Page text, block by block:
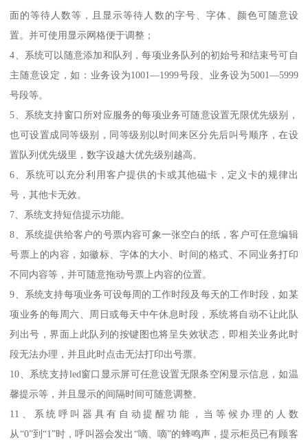
面的等待人数等，且显示等待人数的字号、字体、颜色可随意设
置。并可使用显示网格便于调整；
4、系统可以随意添加和队列，每项业务队列的初始号和结束号可自
主随意设定，如：业务设为1001—1999号段、业务设为5001—5999
号段等。
5、系统支持窗口所对应服务的每项业务可随意设置无限优先级别，
也可设置成同等级别，同等级别以时间来区分先后叫号顺序，在设
置队列优先级里，数字设越大优先级别越高。
6、系统可以充分利用客户提供的卡或其他磁卡，定义卡的规律出
号，其他卡无效。
7、系统支持短信提示功能。
8、系统提供给客户的号票内容可象一张空白的纸，客户可任意编辑
号票上的内容，如徽标、字体的大小、时间的格式、不同业务打印
不同内容等，并可随意拖动号票上内容的位置。
9、系统支持每项业务可设每周的工作时段及每天的工作时段，如某
项业务的每周六、周日或每天中午休息时段，系统将自动不让此队
列出号，界面上此队列的按键图也将呈失效状态，即相关业务此时
段无法办理，并且此时点击无法打印出号票。
10、系统支持led窗口显示屏可任意设置无限条空闲显示信息，如温
馨提示等，并且显示的间隔时间可随意调整。
11、系统呼叫器具有自动提醒功能，当等候办理的人数
从“0”到“1”时，呼叫器会发出“嘀、嘀”的蜂鸣声，提示柜员已有顾客